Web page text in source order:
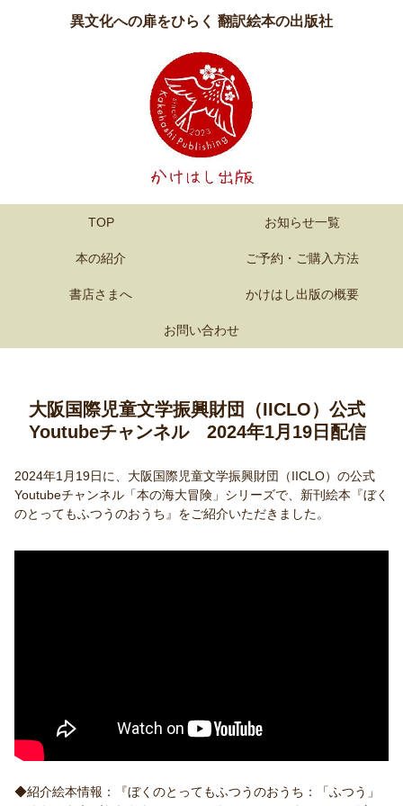
異文化への扉をひらく 翻訳絵本の出版社
TOP お知らせ一覧
本の紹介 ご予約・ご購入方法
書店さまへ かけはし出版の概要
お問い合わせ
大阪国際児童文学振興財団（IICLO）公式
Youtubeチャンネル 2024年1月19日配信
2024年1月19日に、大阪国際児童文学振興財団（IICLO）の公式
Youtubeチャンネル「本の海大冒険」シリーズで、新刊絵本『ぼく
のとってもふつうのおうち』をご紹介いただきました。
◆紹介絵本情報：『ぼくのとってもふつうのおうち：「ふつう」